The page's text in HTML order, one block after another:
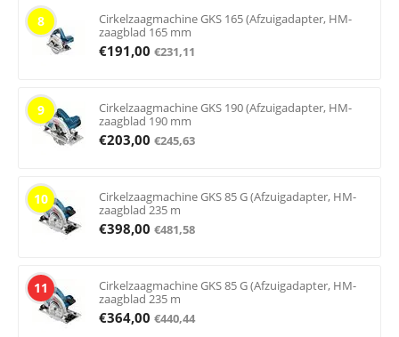
8
Cirkelzaagmachine GKS 165 (Afzuigadapter, HM-
zaagblad 165 mm
€191,00 €231,11
9
Cirkelzaagmachine GKS 190 (Afzuigadapter, HM-
zaagblad 190 mm
€203,00 €245,63
10
Cirkelzaagmachine GKS 85 G (Afzuigadapter, HM-
zaagblad 235 m
€398,00 €481,58
11
Cirkelzaagmachine GKS 85 G (Afzuigadapter, HM-
zaagblad 235 m
€364,00 €440,44